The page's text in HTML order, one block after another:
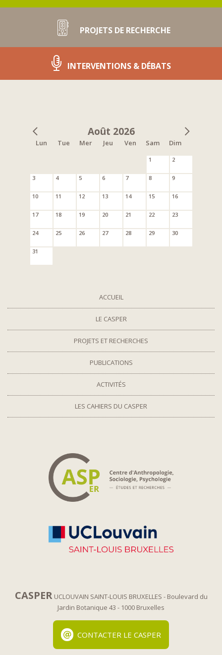
PROJETS DE RECHERCHE
INTERVENTIONS & DÉBATS
Août 2026
Lun Tue Mer Jeu Ven Sam Dim
1 2
3 4 5 6 7 8 9
10 11 12 13 14 15 16
17 18 19 20 21 22 23
24 25 26 27 28 29 30
31
ACCUEIL
LE CASPER
PROJETS ET RECHERCHES
PUBLICATIONS
ACTIVITÉS
LES CAHIERS DU CASPER
CASPER UCLOUVAIN SAINT-LOUIS BRUXELLES - Boulevard du
Jardin Botanique 43 - 1000 Bruxelles
CONTACTER LE CASPER